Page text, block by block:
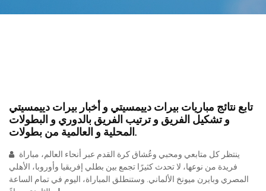
تابع نتائج مباريات بيرات دييمسيتي و أخبار بيرات دييمسيتي
و تشكيل الفريق و ترتيب الفريق بالدوري و البطولات
المحلية و العالمية من بطولات.
فريدة من نوعها، لا تحدث كثيرًا تجمع بين بطلي إفريقيا وأوروبا، الأهلي
المصري وبايرن ميونخ الألماني. وستنطلق المباراة، اليوم في تمام الساعة